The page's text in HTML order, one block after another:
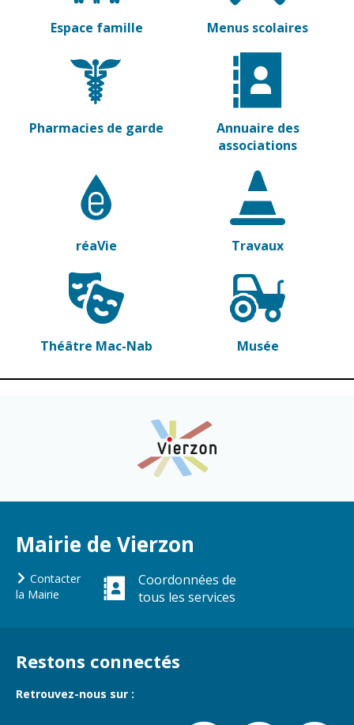
Pharmacies de
Découvrir
Vierzon
Archives du
vendredi
Sports
Piscine Charles
Moreira
Équipements
sportifs
Associations
associations
Démarches
des
associations
Environnement
Espaces verts
Transports
Renouvellement
Assises de la
municipal
d'enfants
Espace famille Menus scolaires
Pharmacies de garde
Annuaire des
associations
réaVie Travaux
Théâtre Mac-Nab Musée
Mairie de Vierzon
Contacter
la Mairie
Coordonnées de
tous les services
Restons connectés
Retrouvez-nous sur :